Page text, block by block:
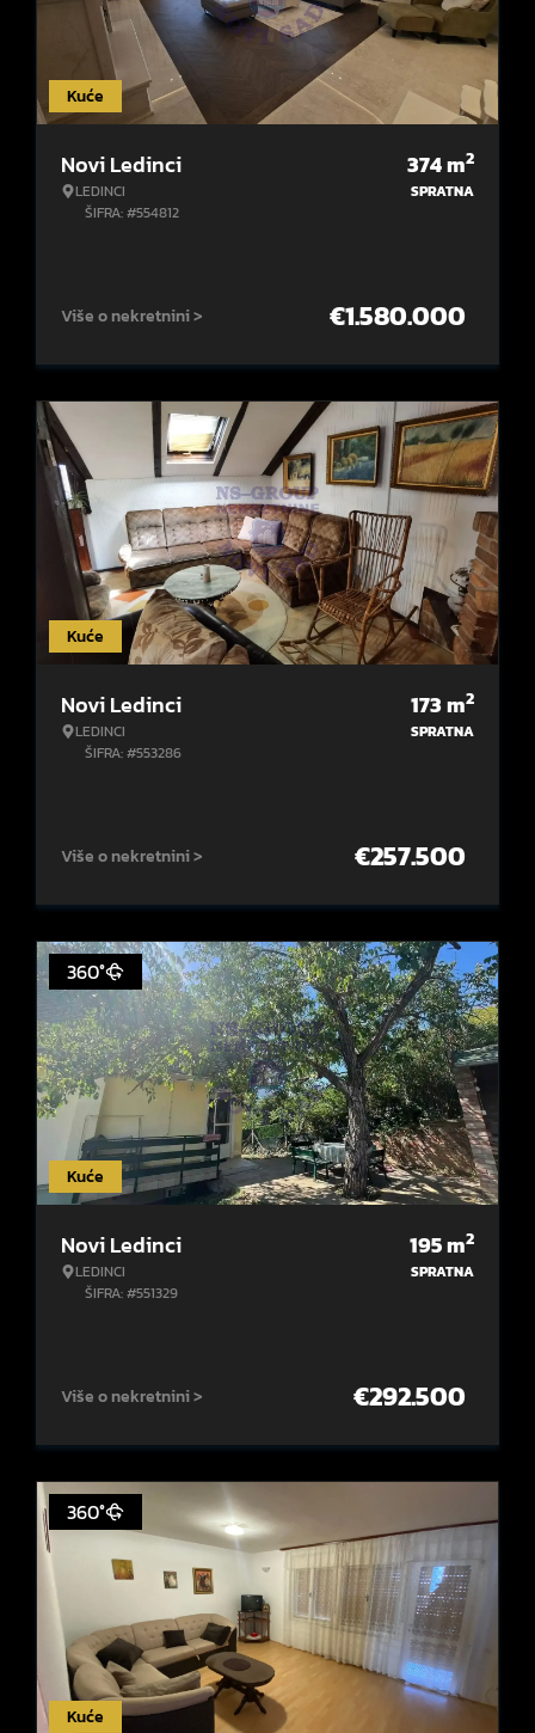
Kuće
Novi Ledinci
LEDINCI
ŠIFRA: #554812
374m2
SPRATNA
Više o nekretnini > €1.580.000
Kuće
Novi Ledinci
LEDINCI
ŠIFRA: #553286
173m2
SPRATNA
Više o nekretnini > €257.500
Kuće
360°
Novi Ledinci
LEDINCI
ŠIFRA: #551329
195m2
SPRATNA
Više o nekretnini > €292.500
Kuće
360°